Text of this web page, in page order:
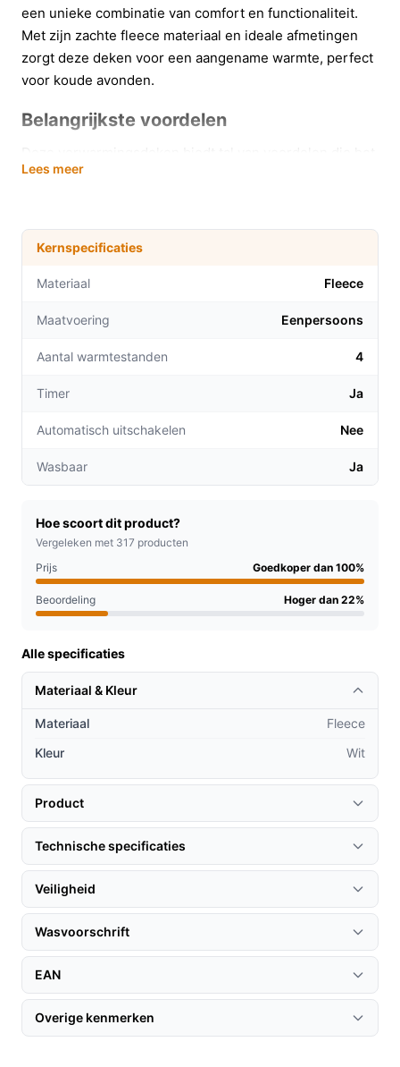
een unieke combinatie van comfort en functionaliteit.
Met zijn zachte fleece materiaal en ideale afmetingen
zorgt deze deken voor een aangename warmte, perfect
voor koude avonden.
Belangrijkste voordelen
dagelijks leven verbeteren:
de aangename warmte, ideaal voor het ontspannen
na een lange dag.
Verlichting van pijn: De warmte helpt bij het
reumatische aandoeningen, waardoor je beter kunt
als onderdeken in bed als op de bank worden
situaties kunt inzetten.
Voor welke doelgroep?
heeft aan extra warmte en comfort. Dit omvat:
hebben bij warmte.
Slapeloze mensen die moeite hebben om in te
Gezinnen die op zoek zijn naar een gezellige sfeer
tijdens de wintermaanden.
Hoge kwaliteit fleece: Dit materiaal is niet alleen
warm, maar ook ademend, waardoor het
comfortabel aanvoelt zonder oververhitting.
Gebruiksgemak: Dankzij het eenvoudige ontwerp
kun je de deken snel en moeiteloos gebruiken,
zonder ingewikkelde instellingen.
Wasbaar: De deken is eenvoudig te onderhouden,
wat zorgt voor een langere levensduur en hygiëne.
Gebruik & praktische tips
Om het meeste uit je verwarmingsdeken te halen, volg
Lees meer
Kernspecificaties
Materiaal Fleece
Maatvoering Eenpersoons
Aantal warmtestanden 4
Timer Ja
Automatisch uitschakelen Nee
Wasbaar Ja
Hoe scoort dit product?
Vergeleken met 317 producten
Prijs
Goedkoper dan 100%
Beoordeling Hoger dan 22%
Alle specificaties
Materiaal & Kleur
Materiaal
Fleece
Kleur
Wit
Product
Technische specificaties
Veiligheid
Wasvoorschrift
EAN
Overige kenmerken